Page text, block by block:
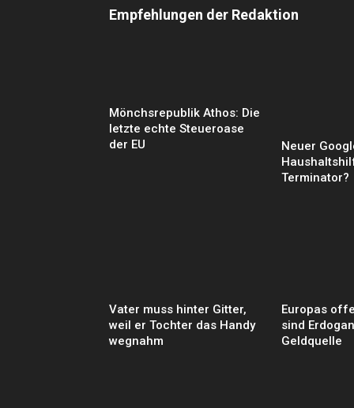
Empfehlungen der Redaktion
Mönchsrepublik Athos: Die
letzte echte Steueroase
der EU
Neuer
Terminator?
Vater muss hinter Gitter,
weil er Tochter das Handy
wegnahm
Europas
sind
Geldquelle